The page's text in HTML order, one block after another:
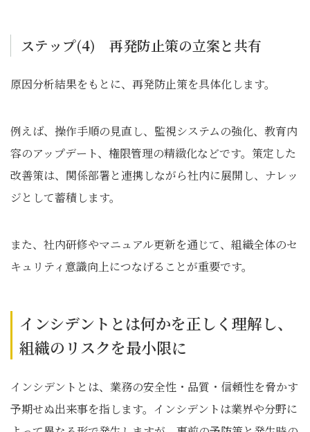
ステップ(4) 再発防止策の立案と共有
原因分析結果をもとに、再発防止策を具体化します。
例えば、操作手順の見直し、監視システムの強化、教育内
容のアップデート、権限管理の精緻化などです。策定した
改善策は、関係部署と連携しながら社内に展開し、ナレッ
ジとして蓄積します。
また、社内研修やマニュアル更新を通じて、組織全体のセ
キュリティ意識向上につなげることが重要です。
インシデントとは何かを正しく理解し、
組織のリスクを最小限に
インシデントとは、業務の安全性・品質・信頼性を脅かす
予期せぬ出来事を指します。インシデントは業界や分野に